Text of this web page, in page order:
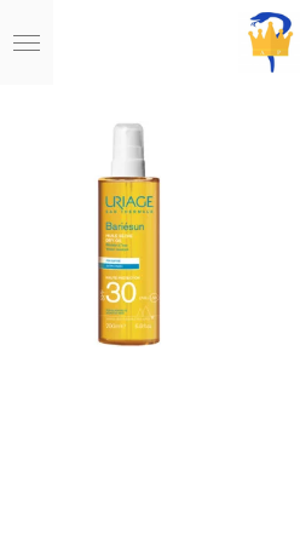
direct
hoofdinhoud